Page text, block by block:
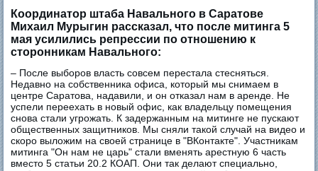
Координатор штаба Навального в Саратове
Михаил Мурыгин рассказал, что после митинга 5
мая усилились репрессии по отношению к
сторонникам Навального:
– ​После выборов власть совсем перестала стесняться.
Недавно на собственника офиса, который мы снимаем в
центре Саратова, надавили, и он отказал нам в аренде. Не
успели переехать в новый офис, как владельцу помещения
снова стали угрожать. К задержанным на митинге не пускают
общественных защитников. Мы сняли такой случай на видео и
скоро выложим на своей странице в "ВКонтакте". Участникам
митинга "Он нам не царь" стали вменять арестную 6 часть
вместо 5 статьи 20.2 КОАП. Они так делают специально,